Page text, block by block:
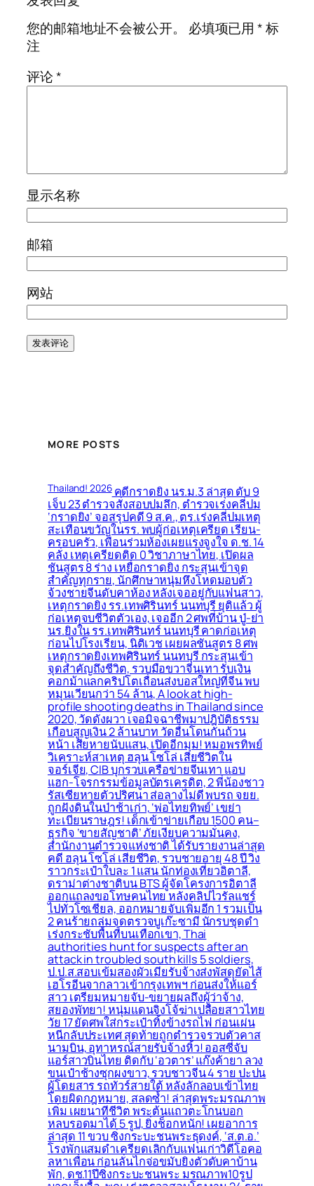
您的邮箱地址不会被公开。
必填项已用*标
注
评论*
显示名称
邮箱
网站
MORE POSTS
Thailand! 2026คดีกราดยิง นร.ม.3 ล่าสุด ดับ 9
เจ็บ 23 ตำรวจสั่งสอบปมลึก, ตำรวจเร่งคลี่ปม
‘กราดยิง’ จอสรุปคดี 9 ส.ค., ตร.เร่งคลี่ปมเหตุ
สะเทือนขวัญในรร. พบผู้ก่อเหตุเครียด เรียน-
ครอบครัว, เพื่อนร่วมห้องเผยแรงจูงใจ ด.ช. 14
คลั่ง เหตุเครียดติด 0 วิชาภาษาไทย, เปิดผล
ชันสูตร 8 ร่าง เหยื่อกราดยิง กระสุนเข้าจุด
สำคัญทุกราย, นักศึกษาหนุ่มหึงโหดมอบตัว
จ้วงชายจีนดับคาห้อง หลังเจออยู่กับแฟนสาว,
เหตุกราดยิง รร.เทพศิรินทร์ นนทบุรี ยุติแล้ว ผู้
ก่อเหตุจบชีวิตตัวเอง, เจออีก 2 ศพที่บ้าน ปู่-ย่า
นร.ยิงใน รร.เทพศิรินทร์ นนทบุรี คาดก่อเหตุ
ก่อนไปโรงเรียน, นิติเวช เผยผลชันสูตร 8 ศพ
เหตุกราดยิงเทพศิรินทร์ นนทบุรี กระสุนเข้า
จุดสำคัญถึงชีวิต, รวบมือขวาจีนเทา รับเงิน
คอกม้าแลกคริปโตเถื่อนส่งบอสใหญ่ที่จีน พบ
หมุนเวียนกว่า 54 ล้าน, A look at high-
profile shooting deaths in Thailand since
2020, วัดดังผวา เจอมิจฉาชีพมาปฎิบัติธรรม
เกือบสูญเงิน 2 ล้านบาท วัดอื่นโดนกันถ้วน
หน้า เสียหายนับแสน, เปิดอีกมุม! หมอพรทิพย์
วิเคราะห์สาเหตุ ฮลุน โซโล่ เสียชีวิตใน
จอร์เจีย, CIB บุกรวบเครือข่ายจีนเทา แอบ
แฮก-โจรกรรมข้อมูลบัตรเครดิต, 2 พี่น้องชาว
รัสเซียหายตัวปริศนา ส่อลางไม่ดี พบรถ จยย.
ถูกฝังดินในป่าช้าเก่า, ‘พ่อไทยทิพย์’ เขย่า
ทะเบียนราษฎร! เด็กเข้าข่ายเกือบ 1500 คน–
ธุรกิจ ‘ขายสัญชาติ’ ภัยเงียบความมั่นคง,
สำนักงานตำรวจแห่งชาติ ได้รับรายงานล่าสุด
คดี ฮลุน โซโล่ เสียชีวิต, รวบชายอายุ 48 ปี วิ่ง
ราวกระเป๋าใบละ 1 แสน นักท่องเที่ยวอิตาลี,
ดราม่าต่างชาติบน BTS ผู้จัดโครงการอิตาลี
ออกแถลงขอโทษคนไทย หลังคลิปไวรัลแชร์
ไปทั่วโซเชียล, ออกหมายจับเพิ่มอีก 1 รวมเป็น
2 คนร้ายถล่มจุดตรวจบูเก๊ะซามี นักรบชุดดำ
เร่งกระชับพื้่นที่บนเทือกเขา, Thai
authorities hunt for suspects after an
attack in troubled south kills 5 soldiers,
ป.ป.ส.สอบเข้มสองผัวเมียรับจ้างส่งพัสดุยัดไส้
เฮโรอีนจากลาวเข้ากรุงเทพฯ ก่อนส่งให้แอร์
สาว เตรียมหมายจับ-ขยายผลถึงผู้ว่าจ้าง,
สยองพัทยา! หนุ่มแดนจิงโจ้ฆ่าเปลือยสาวไทย
วัย 17 ยัดศพใส่กระเป๋าทิ้งข้างรถไฟ ก่อนเผ่น
หนีกลับประเทศ สุดท้ายถูกตำรวจรวบตัวคาส
นามบิน, อุทาหรณ์สายรับจ้างหิ้ว! ออสซี่จับ
แอร์สาวบินไทย ติดกับ ‘อวตาร’ แก๊งค้ายา ลวง
ขนเป๋าช้างซุกผงขาว, รวบชาวจีน 4 ราย ปะปน
ผู้โดยสาร รถทัวร์สายใต้ หลังลักลอบเข้าไทย
โดยผิดกฎหมาย, สลดซ้ำ! ล่าสุดพระมรณภาพ
เพิ่ม เผยนาทีชีวิต พระต้นแถวตะโกนบอก
หลบรอดมาได้ 5 รูป, ยิ่งช็อกหนัก! เผยอาการ
ล่าสุด 11 ขวบ ซิ่งกระบะชนพระธุดงค์, ‘ส.ต.อ.’
โรงพักแสมดำเครียดเลิกกับแฟนเก่าวิดีโอคอ
ลหาเพื่อน ก่อนลั่นไกจ่อขมับยิงตัวดับคาบ้าน
พัก, ดช.11ปีซิ่งกระบะชนพระ มรณภาพ10รูป